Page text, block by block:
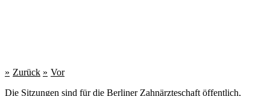
Zurück
Vor
Die Sitzungen sind für die Berliner Zahnärzteschaft öffentlich,